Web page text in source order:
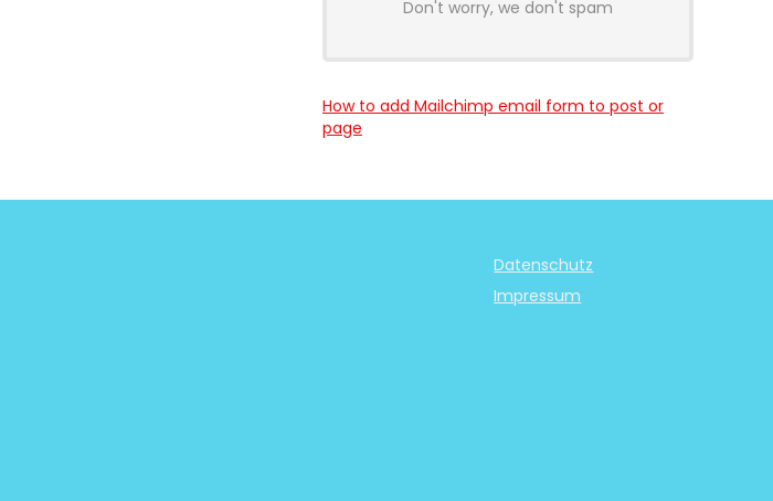
Don't worry, we don't spam
How to add Mailchimp email form to post or
page
Datenschutz
Impressum